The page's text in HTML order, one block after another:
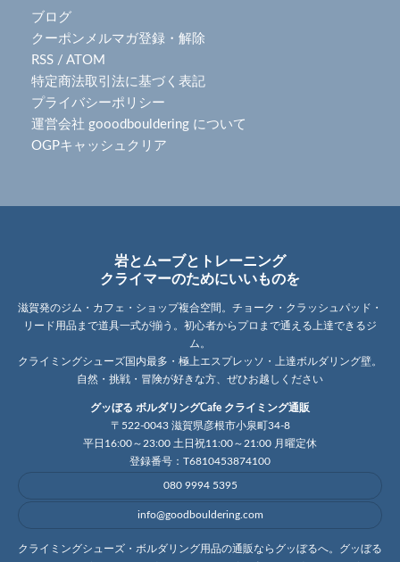
ブログ
クーポンメルマガ登録・解除
RSS / ATOM
特定商法取引法に基づく表記
プライバシーポリシー
運営会社 gooodbouldering について
OGPキャッシュクリア
岩とムーブとトレーニング
クライマーのためにいいものを
滋賀発のジム・カフェ・ショップ複合空間。チョーク・クラッシュパッド・
リード用品まで道具一式が揃う。初心者からプロまで通える上達できるジ
ム。
クライミングシューズ国内最多・極上エスプレッソ・上達ボルダリング壁。
自然・挑戦・冒険が好きな方、ぜひお越しください
グッぼる ボルダリングCafe クライミング通販
〒522-0043 滋賀県彦根市小泉町34-8
平日16:00～23:00 土日祝11:00～21:00 月曜定休
登録番号：T6810453874100
080 9994 5395
info@goodbouldering.com
クライミングシューズ・ボルダリング用品の通販ならグッぼるへ。グッぼる